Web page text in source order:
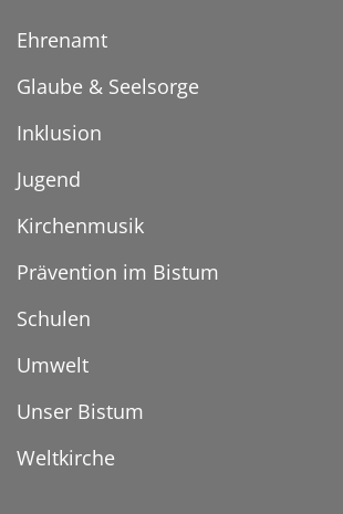
Ehrenamt
Glaube & Seelsorge
Inklusion
Jugend
Kirchenmusik
Prävention im Bistum
Schulen
Umwelt
Unser Bistum
Weltkirche